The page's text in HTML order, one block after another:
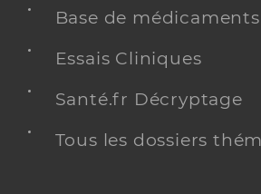
Base de médicaments
Essais Cliniques
Santé.fr Décryptage
Tous les dossiers